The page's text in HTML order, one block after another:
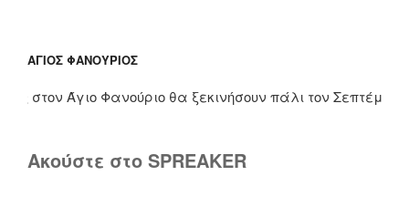
ΆΓΙΟΣ ΦΑΝΟΎΡΙΟΣ
στον Άγιο Φανούριο θα ξεκινήσουν πάλι τον
Ακούστε στο SPREAKER